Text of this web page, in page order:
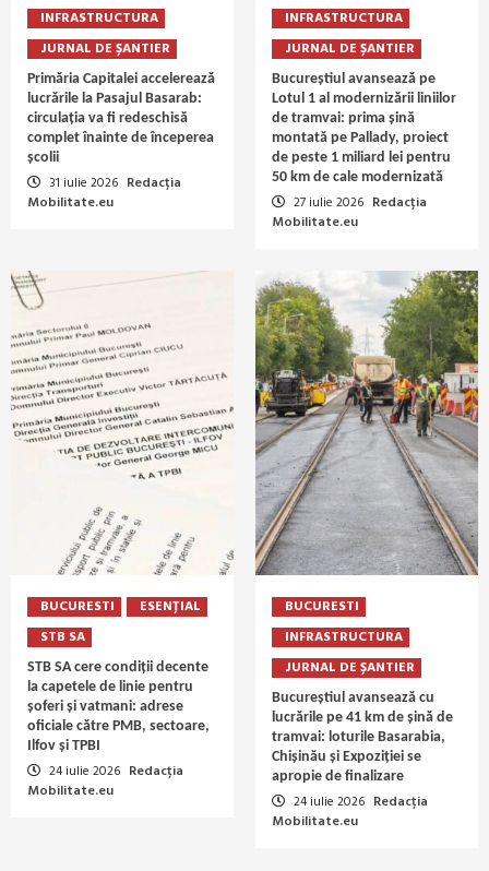
INFRASTRUCTURA
JURNAL DE ȘANTIER
Primăria Capitalei accelerează
lucrările la Pasajul Basarab:
circulația va fi redeschisă
complet înainte de începerea
școlii
31 iulie 2026 Redacția
Mobilitate.eu
INFRASTRUCTURA
JURNAL DE ȘANTIER
Bucureștiul avansează pe
Lotul 1 al modernizării liniilor
de tramvai: prima șină
montată pe Pallady, proiect
de peste 1 miliard lei pentru
50 km de cale modernizată
27 iulie 2026 Redacția
Mobilitate.eu
BUCURESTI
ESENȚIAL
STB SA
STB SA cere condiții decente
la capetele de linie pentru
șoferi și vatmani: adrese
oficiale către PMB, sectoare,
Ilfov și TPBI
24 iulie 2026 Redacția
Mobilitate.eu
BUCURESTI
INFRASTRUCTURA
JURNAL DE ȘANTIER
Bucureștiul avansează cu
lucrările pe 41 km de șină de
tramvai: loturile Basarabia,
Chișinău și Expoziției se
apropie de finalizare
24 iulie 2026 Redacția
Mobilitate.eu